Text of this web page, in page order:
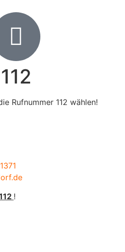
112
Rufnummer 112 wählen!
!